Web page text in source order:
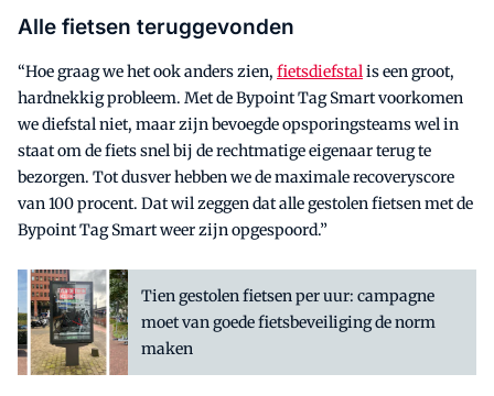
Alle fietsen teruggevonden
“Hoe graag we het ook anders zien, fietsdiefstalis een groot,
hardnekkig probleem. Met de Bypoint Tag Smart voorkomen
we diefstal niet, maar zijn bevoegde opsporingsteams wel in
staat om de fiets snel bij de rechtmatige eigenaar terug te
bezorgen. Tot dusver hebben we de maximale recoveryscore
van 100 procent. Dat wil zeggen dat alle gestolen fietsen met de
Bypoint Tag Smart weer zijn opgespoord.”
Tien gestolen fietsen per uur: campagne
moet van goede fietsbeveiliging de norm
maken